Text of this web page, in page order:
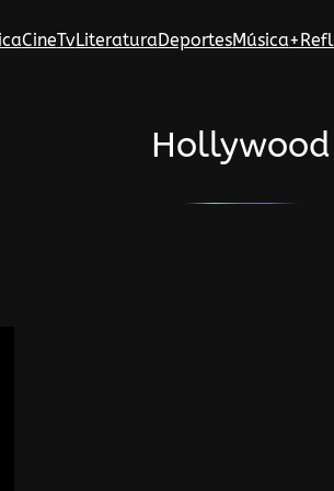
CineTvLiteraturaDeportesMúsica
Hollywood